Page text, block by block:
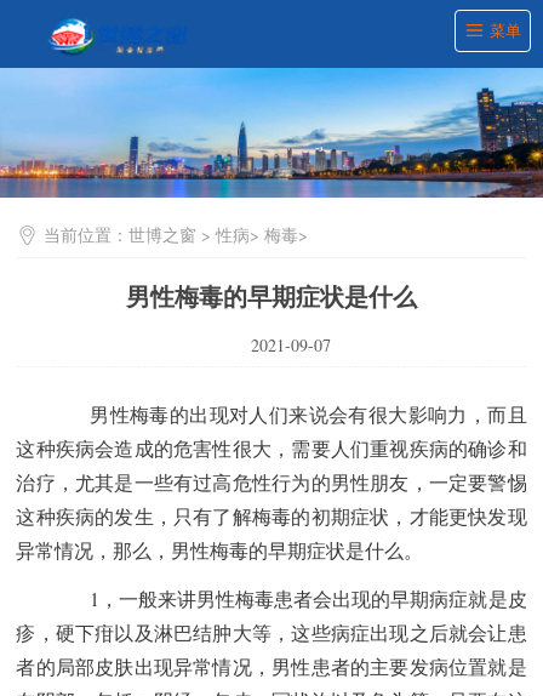
菜单
当前位置： 世博之窗 > 性病> 梅毒>
男性梅毒的早期症状是什么
2021-09-07
男性梅毒的出现对人们来说会有很大影响力，而且
这种疾病会造成的危害性很大，需要人们重视疾病的确诊和
治疗，尤其是一些有过高危性行为的男性朋友，一定要警惕
这种疾病的发生，只有了解梅毒的初期症状，才能更快发现
异常情况，那么，男性梅毒的早期症状是什么。
1，一般来讲男性梅毒患者会出现的早期病症就是皮
疹，硬下疳以及淋巴结肿大等，这些病症出现之后就会让患
者的局部皮肤出现异常情况，男性患者的主要发病位置就是